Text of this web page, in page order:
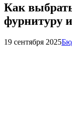
Как
фурнитуру
19 сентября 2025